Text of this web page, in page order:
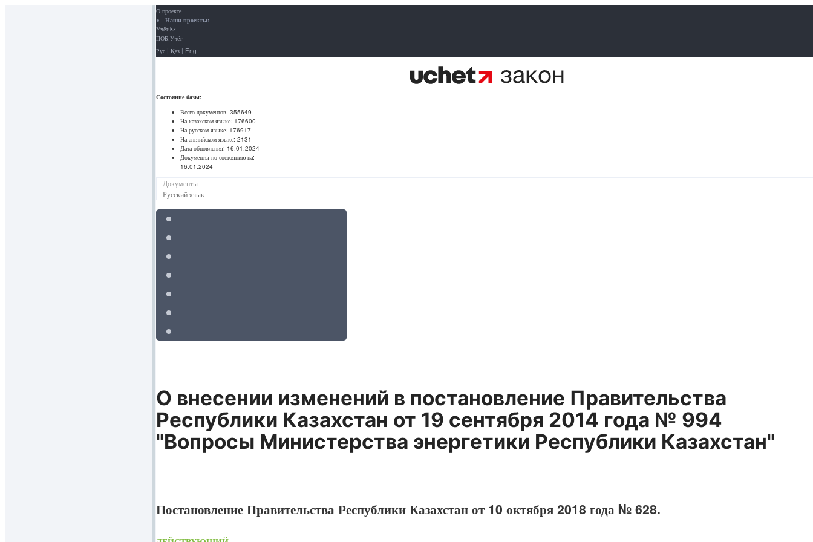
О проекте
Наши проекты:
Учёт.kz
ПОБ.Учёт
Рус | Қаз | Eng
Состояние базы:
Всего документов: 355649
На казахском языке: 176600
На русском языке: 176917
На английском языке: 2131
Дата обновления: 16.01.2024
Документы по состоянию на:
16.01.2024
Документы
Русский язык
О внесении изменений в постановление Правительства
Республики Казахстан от 19 сентября 2014 года № 994
"Вопросы Министерства энергетики Республики Казахстан"
Постановление Правительства Республики Казахстан от 10 октября 2018 года № 628.